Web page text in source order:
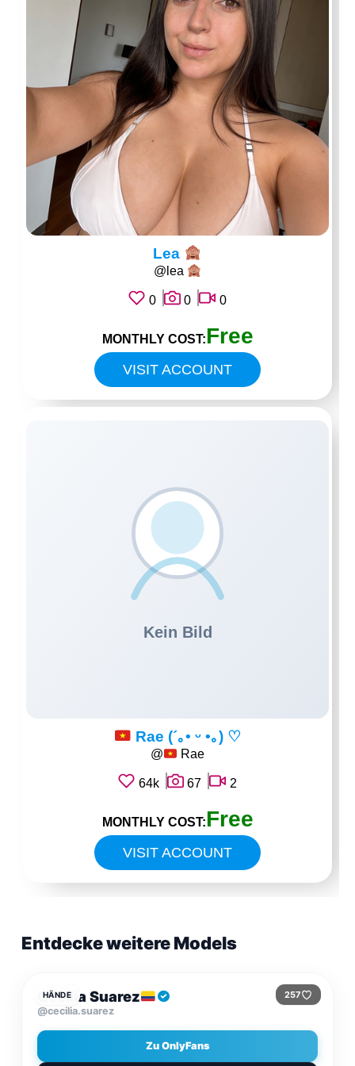
Lea
@lea
0 0 0
VISIT ACCOUNT
MONTHLY COST:Free
Rae (´｡• ᵕ •｡) ♡
@ Rae
64k 67 2
VISIT ACCOUNT
MONTHLY COST:Free
Entdecke weitere Models
HÄNDE 257
Cecilia Suarez
@cecilia.suarez
Zu OnlyFans